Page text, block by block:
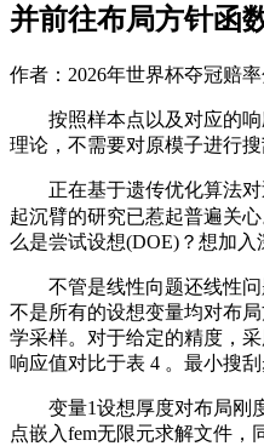
并前往布局方针函
作者：2026年世界杯夺冠赔
按照样本点以及对应的响
理论，不需要对原模子进行
正在基于遗传优化算法对近
起沉臂的研究已惹起普遍关
么是尝试设想(DOE)？想加入
不管是线性向题还线性问
不是所有的设想变量均对布
学采样。对于给定的精度，
响应值对比于表 4 。最小搜刮
变量1设想厚度对布局刚度
点嵌入fem无限元求解文件